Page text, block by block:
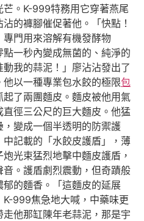
。K-999特務用它穿著燕尾
的褲腳催促著他。「快點！
門用來溶解有機發酵物
一秒內變成無菌的、純淨的
我的蒜泥！」廖沾沾發出了
以一種專業包水餃的極限包
了兩團麵皮。麵皮被他用氣
徑三公尺的巨大麵皮。他猛
變成一個半透明的防禦護
記載的「水餃皮護盾」，薄
炮光束猛烈地擊中麵皮護盾，
。護盾劇烈震動，但奇蹟般
的麵香。「這麵皮的延展
999焦急地大喊，中藥味更
他那缸陳年老蒜泥，那是宇